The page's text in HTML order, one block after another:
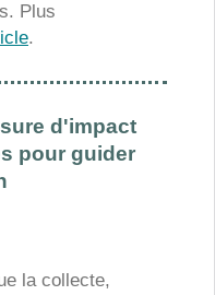
Plus
.
d'impact
pour guider
la collecte,